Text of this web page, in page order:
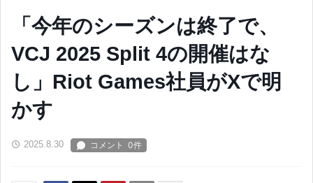
「今年のシーズンは終了で、
VCJ 2025 Split 4の開催はな
し」Riot Games社員がXで明
かす
2025.8.30